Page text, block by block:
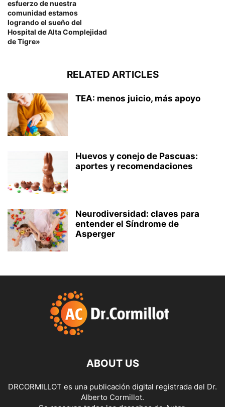
esfuerzo de nuestra
comunidad estamos
logrando el sueño del
Hospital de Alta Complejidad
de Tigre»
RELATED ARTICLES
TEA: menos juicio, más apoyo
Huevos y conejo de Pascuas:
aportes y recomendaciones
Neurodiversidad: claves para
entender el Síndrome de
Asperger
ABOUT US
DRCORMILLOT es una publicación digital registrada del Dr.
Alberto Cormillot.